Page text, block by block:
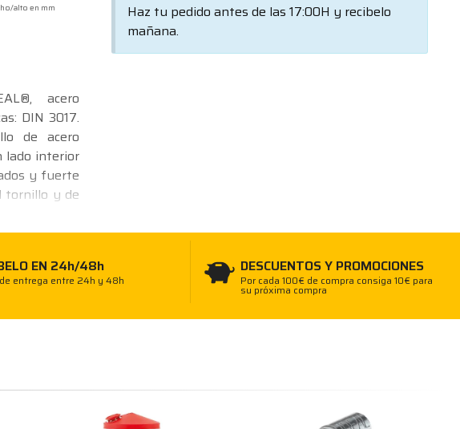
alto en mm
acero
DIN 3017.
de acero
lado interior
y fuerte
tornillo y de
De este
bajos, se
hexagonal
para
de
industriales,
Haz tu pedido antes de las 17:00H y recibelo
mañana.
EN 24h/48h
entrega entre 24h y 48h
DESCUENTOS Y PROMOCIONES
Por cada 100€ de compra consiga 10€ para
su próxima compra